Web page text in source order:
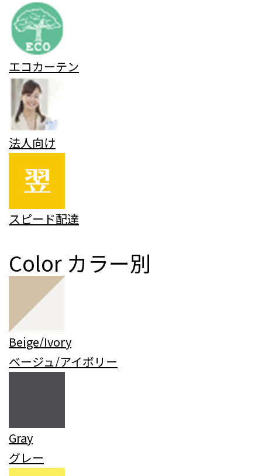
エコカーテン
法人向け
スピード配達
Color カラー別
Beige/Ivory
ベージュ/アイボリー
Gray
グレー